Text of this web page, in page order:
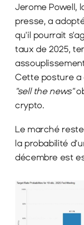
Jerome Powell,
presse, a
qu'il pourrait
taux de 2025,
"sell the news"
crypto.
Le marché
la probabilité
décembre est